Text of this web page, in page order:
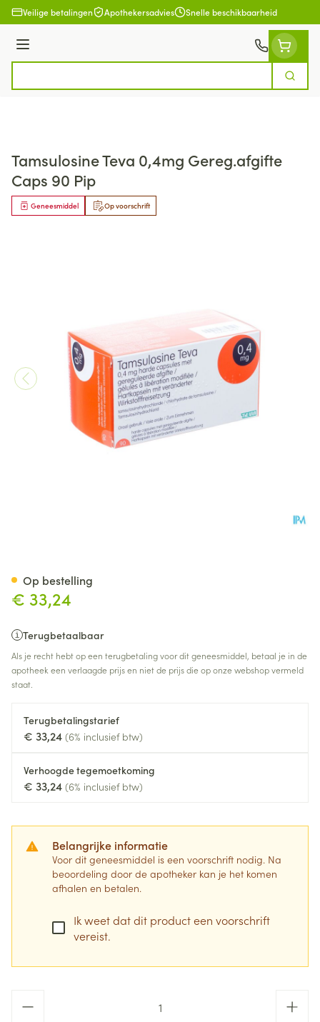
Ga naar de inhoud
Veilige betalingen Apothekersadvies Snelle beschikbaarheid
Menu
Zoek
Tamsulosine Teva 0,4mg Gereg.afgifte
Caps 90 Pip
Op voorschrift
Geneesmiddel
€ 33,24
Terugbetaalbaar
Als je recht hebt op een terugbetaling voor dit geneesmiddel, betaal je in de
apotheek een verlaagde prijs en niet de prijs die op onze webshop vermeld
staat.
Terugbetalingstarief
€ 33,24 (6% inclusief btw)
Verhoogde tegemoetkoming
€ 33,24 (6% inclusief btw)
Belangrijke informatie
Voor dit geneesmiddel is een voorschrift nodig. Na
beoordeling door de apotheker kan je het komen
afhalen en betalen.
Ik weet dat dit product een voorschrift
vereist.
Op bestelling